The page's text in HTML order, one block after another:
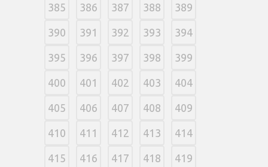
385 386 387 388 389
390 391 392 393 394
395 396 397 398 399
400 401 402 403 404
405 406 407 408 409
410 411 412 413 414
415 416 417 418 419